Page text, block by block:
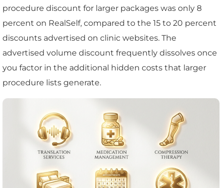
procedure discount for larger packages was only 8
percent on RealSelf, compared to the 15 to 20 percent
discounts advertised on clinic websites. The
advertised volume discount frequently dissolves once
you factor in the additional hidden costs that larger
procedure lists generate.